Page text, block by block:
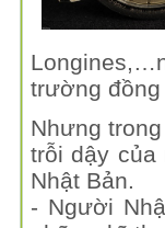
trường
Nhưng
trỗi dậy
Nhật Bản.
- Người